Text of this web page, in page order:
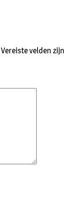
Vereiste velden